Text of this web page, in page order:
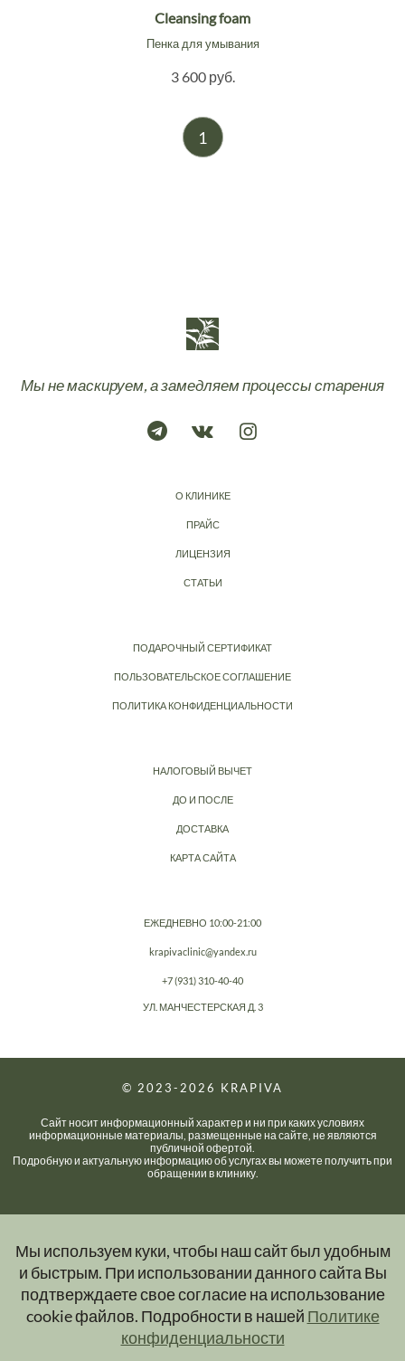
Мы используем куки, чтобы наш сайт был удобным
и быстрым. При использовании данного сайта Вы
подтверждаете свое согласие на использование
cookie файлов. Подробности в нашей Политике
конфиденциальности
Cleansing foam
Пенка для умывания
3 600 руб.
1
Мы не маскируем, а замедляем процессы старения
О КЛИНИКЕ
ПРАЙС
ЛИЦЕНЗИЯ
СТАТЬИ
ПОДАРОЧНЫЙ СЕРТИФИКАТ
ПОЛЬЗОВАТЕЛЬСКОЕ СОГЛАШЕНИЕ
ПОЛИТИКА КОНФИДЕНЦИАЛЬНОСТИ
НАЛОГОВЫЙ ВЫЧЕТ
ДО И ПОСЛЕ
ДОСТАВКА
КАРТА САЙТА
ЕЖЕДНЕВНО 10:00-21:00
krapivaclinic@yandex.ru
+7 (931) 310-40-40
УЛ. МАНЧЕСТЕРСКАЯ Д. 3
© 2023-2026 KRAPIVA
Сайт носит информационный характер и ни при каких условиях
информационные материалы, размещенные на сайте, не являются
публичной офертой.
Подробную и актуальную информацию об услугах вы можете получить при
обращении в клинику.